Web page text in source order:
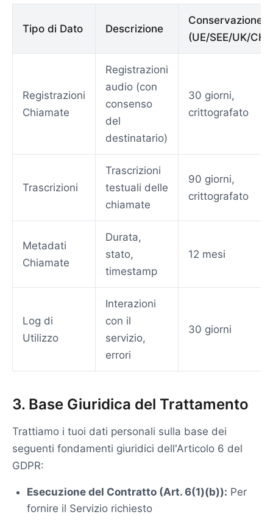
Tipo di Dato Descrizione
Conservazione
(UE/SEE/UK/CH)
Registrazioni
Chiamate
Registrazioni
audio (con
consenso
del
destinatario)
30 giorni,
crittografato
Trascrizioni
Trascrizioni
testuali delle
chiamate
90 giorni,
crittografato
Metadati
Chiamate
Durata,
stato,
timestamp
12 mesi
Log di
Utilizzo
Interazioni
con il
servizio,
errori
30 giorni
3. Base Giuridica del Trattamento
Trattiamo i tuoi dati personali sulla base dei
seguenti fondamenti giuridici dell'Articolo 6 del
GDPR:
Esecuzione del Contratto (Art. 6(1)(b)): Per
fornire il Servizio richiesto